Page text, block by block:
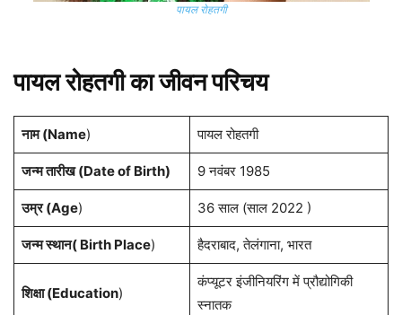
पायल रोहतगी
पायल रोहतगी का जीवन परिचय
नाम (Name) पायल रोहतगी
जन्म तारीख (Date of Birth) 9 नवंबर 1985
उम्र (Age) 36 साल (साल 2022 )
जन्म स्थान( Birth Place) हैदराबाद, तेलंगाना, भारत
शिक्षा (Education)
कंप्यूटर इंजीनियरिंग में प्रौद्योगिकी
स्नातक